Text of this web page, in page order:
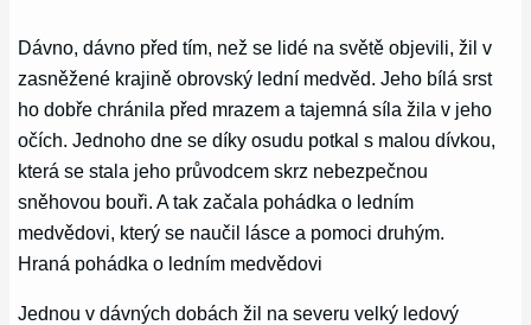
Dávno, dávno před tím, než se lidé na světě objevili, žil v
zasněžené krajině obrovský lední medvěd. Jeho bílá srst
ho dobře chránila před mrazem a tajemná síla žila v jeho
očích. Jednoho dne se díky osudu potkal s malou dívkou,
která se stala jeho průvodcem skrz nebezpečnou
sněhovou bouři. A tak začala pohádka o ledním
medvědovi, který se naučil lásce a pomoci druhým.
Hraná pohádka o ledním medvědovi
Jednou v dávných dobách žil na severu velký ledový